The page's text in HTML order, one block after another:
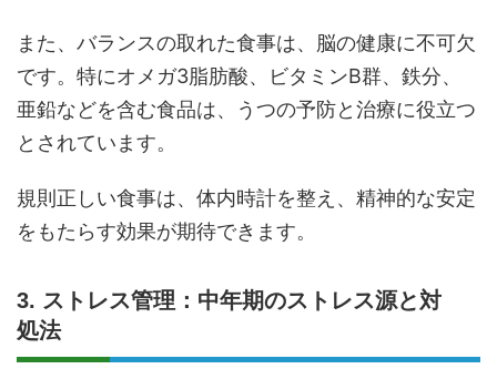
また、バランスの取れた食事は、脳の健康に不可欠
です。特にオメガ3脂肪酸、ビタミンB群、鉄分、
亜鉛などを含む食品は、うつの予防と治療に役立つ
とされています。
規則正しい食事は、体内時計を整え、精神的な安定
をもたらす効果が期待できます。
3. ストレス管理：中年期のストレス源と対
処法